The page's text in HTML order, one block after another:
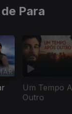
Para
Um Tempo
Outro